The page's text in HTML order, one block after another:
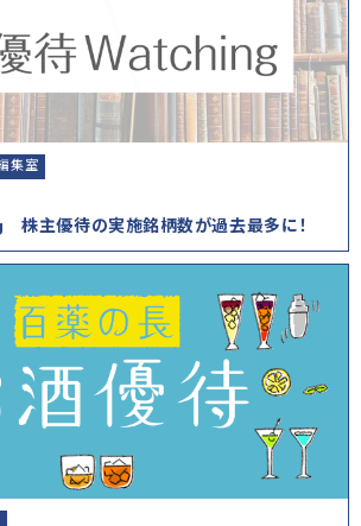
集室
主優待の実施銘柄数が過去最多に！